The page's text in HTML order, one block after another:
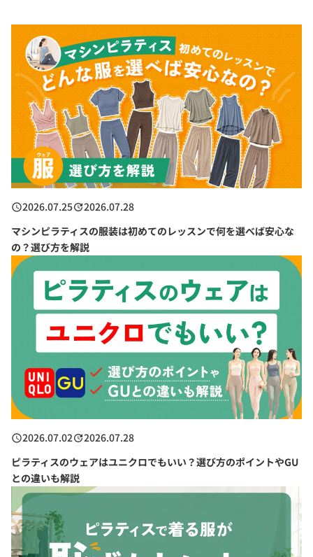
2026.07.25
2026.07.28
マシンピラティスの服装は初めてのレッスンで何を選べば安心な
の？選び方を解説
2026.07.02
2026.07.28
ピラティスのウェアはユニクロでもいい？選び方のポイントやGU
との違いも解説